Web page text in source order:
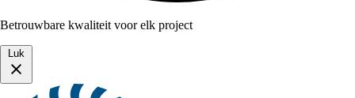
Betrouwbare kwaliteit voor elk project
Luk